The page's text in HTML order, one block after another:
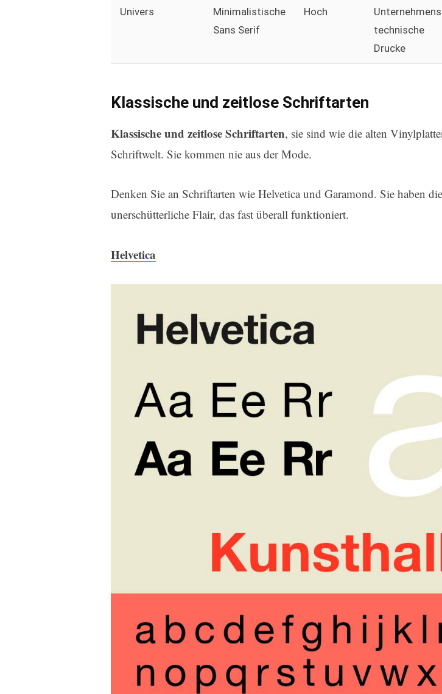
Univers
Minimalistische
Sans Serif
Hoch
technische
Drucke
Klassische und zeitlose Schriftarten
Klassische und zeitlose Schriftarten, sie sind wie die alten
Schriftwelt. Sie kommen nie aus der Mode.
Denken Sie an Schriftarten wie Helvetica und Garamond. Sie haben
unerschütterliche Flair, das fast überall funktioniert.
Helvetica